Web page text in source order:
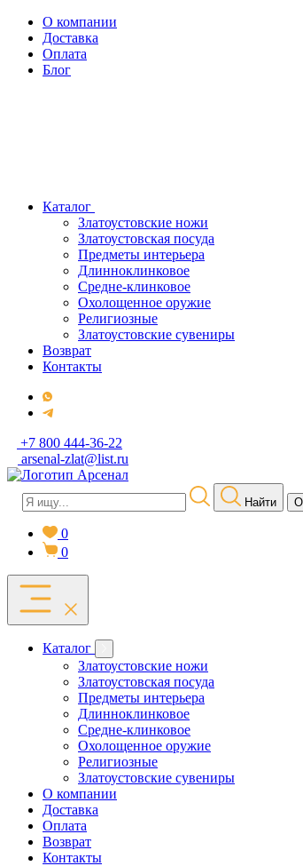
О компании
Доставка
Оплата
Блог
Каталог
Златоустовские ножи
Златоустовская посуда
Предметы интерьера
Длинноклинковое
Средне-клинковое
Охолощенное оружие
Религиозные
Златоустовские сувениры
Возврат
Контакты
+7 800 444-36-22
arsenal-zlat@list.ru
Найти
0
0
Каталог
Златоустовские ножи
Златоустовская посуда
Предметы интерьера
Длинноклинковое
Средне-клинковое
Охолощенное оружие
Религиозные
Златоустовские сувениры
О компании
Доставка
Оплата
Возврат
Контакты